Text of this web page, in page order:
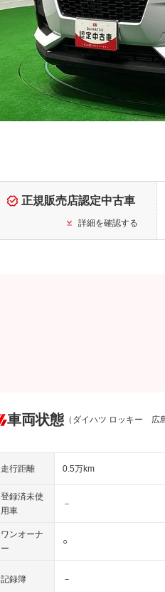
正規販売店認定中古車
詳細を確認する
車両状態 （ダイハツ ロッキー 広
走行距離 0.5万km
登録済未使
用車
－
ワンオーナ
ー
○
記録簿 －